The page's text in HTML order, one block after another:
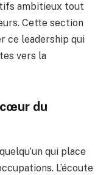
ambitieux tout
Cette section
ce leadership qui
vers la
du
qui place
L’écoute